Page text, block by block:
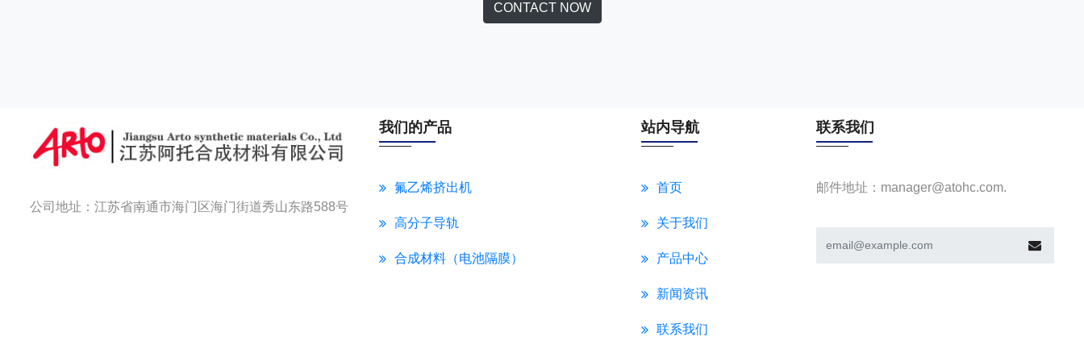
CONTACT NOW
公司地址：江苏省南通市海门区海门街道秀山东路588号
我们的产品
氟乙烯挤出机
高分子导轨
合成材料（电池隔膜）
站内导航
首页
关于我们
产品中心
新闻资讯
联系我们
联系我们
邮件地址：manager@atohc.com.